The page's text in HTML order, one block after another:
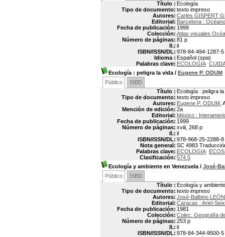
Título : Ecología
Tipo de documento: texto impreso
Autores: Carles GISPERT
Editorial: Barcelona : Océano
Fecha de publicación: 1999
Colección: Atlas visuales
Número de páginas: 81 p
Il.: il
ISBN/ISSN/DL: 978-84-494-1287-5
Idioma : Español (spa)
Palabras clave: ECOLOGIA
Ecología : peligra la vida / Eugene P. ODUM
Público
ISBD
Título : Ecología : peligra
Tipo de documento: texto impreso
Autores: Eugene P. ODUM ,
Mención de edición: 2a
Editorial: México :
Fecha de publicación: 1999
Número de páginas: xviii, 268 p
Il.: il
ISBN/ISSN/DL: 978-968-25-2288-8
Nota general: SC 4983
Palabras clave: ECOLOGIA
Clasificación: 574.5
Ecología y ambiente en Venezuela / José-
Público
ISBD
Título : Ecología y
Tipo de documento: texto impreso
Autores: José-Balbino LEÓN
Editorial: Caracas : Ariel-
Fecha de publicación: 1981
Colección: Colec. Geografía
Número de páginas: 253 p
Il.: il
ISBN/ISSN/DL: 978-84-344-9500-5